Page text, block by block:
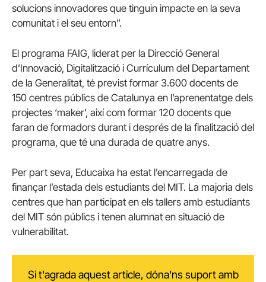
solucions innovadores que tinguin impacte en la seva
comunitat i el seu entorn”.
El programa FAIG, liderat per la Direcció General
d’Innovació, Digitalització i Currículum del Departament
de la Generalitat, té previst formar 3.600 docents de
150 centres públics de Catalunya en l’aprenentatge dels
projectes ‘maker’, així com formar 120 docents que
faran de formadors durant i després de la finalització del
programa, que té una durada de quatre anys.
Per part seva, Educaixa ha estat l’encarregada de
finançar l’estada dels estudiants del MIT. La majoria dels
centres que han participat en els tallers amb estudiants
del MIT són públics i tenen alumnat en situació de
vulnerabilitat.
Si t'agrada aquest article, dóna'ns suport amb